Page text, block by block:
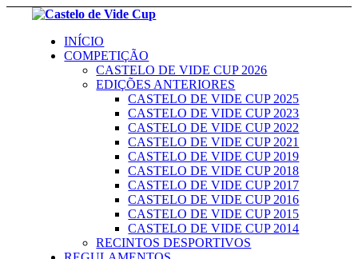
INÍCIO
COMPETIÇÃO
CASTELO DE VIDE CUP 2026
EDIÇÕES ANTERIORES
CASTELO DE VIDE CUP 2025
CASTELO DE VIDE CUP 2023
CASTELO DE VIDE CUP 2022
CASTELO DE VIDE CUP 2021
CASTELO DE VIDE CUP 2019
CASTELO DE VIDE CUP 2018
CASTELO DE VIDE CUP 2017
CASTELO DE VIDE CUP 2016
CASTELO DE VIDE CUP 2015
CASTELO DE VIDE CUP 2014
RECINTOS DESPORTIVOS